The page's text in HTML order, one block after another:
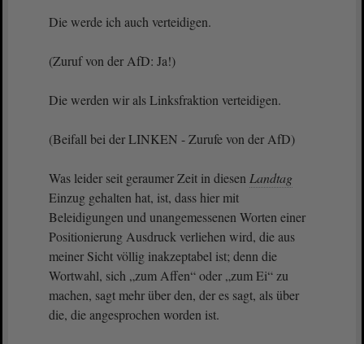
Die werde ich auch verteidigen.
(Zuruf von der AfD: Ja!)
Die werden wir als Linksfraktion verteidigen.
(Beifall bei der LINKEN - Zurufe von der AfD)
Was leider seit geraumer Zeit in diesen Landtag
Einzug gehalten hat, ist, dass hier mit
Beleidigungen und unangemessenen Worten einer
Positionierung Ausdruck verliehen wird, die aus
meiner Sicht völlig inakzeptabel ist; denn die
Wortwahl, sich „zum Affen“ oder „zum Ei“ zu
machen, sagt mehr über den, der es sagt, als über
die, die angesprochen worden ist.